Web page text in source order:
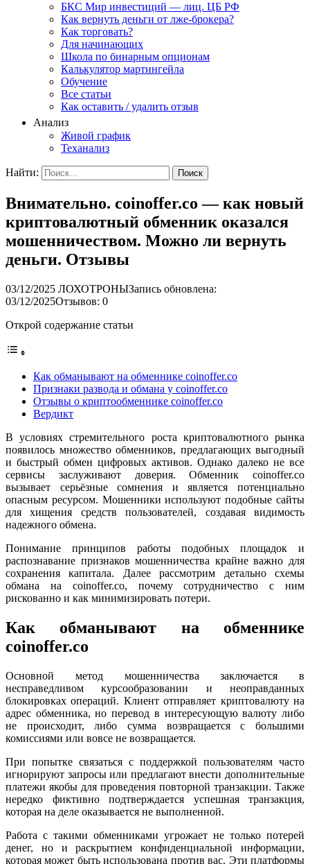
БКС Мир инвестиций — лиц. ЦБ РФ
Как вернуть деньги от лже-брокера?
Как торговать?
Для начинающих
Школа по бинарным опционам
Калькулятор мартингейла
Обучение
Все статьи
Как оставить / удалить отзыв
Анализ
Живой график
Теханализ
Найти:
Внимательно. coinoffer.co — как новый
криптовалютный обменник оказался
мошенничеством. Можно ли вернуть
деньги. Отзывы
03/12/2025 ЛОХОТРОНЫЗапись обновлена:
03/12/2025Отзывов: 0
Открой содержание статьи
Как обманывают на обменнике coinoffer.co
Признаки развода и обмана у coinoffer.co
Отзывы о криптообменнике coinoffer.co
Вердикт
В условиях стремительного роста криптовалютного рынка
появилось множество обменников, предлагающих выгодный
и быстрый обмен цифровых активов. Однако далеко не все
сервисы заслуживают доверия. Обменник coinoffer.co
вызывает серьёзные сомнения и является потенциально
опасным ресурсом. Мошенники используют подобные сайты
для хищения средств пользователей, создавая видимость
надежного обмена.
Понимание принципов работы подобных площадок и
распознавание признаков мошенничества крайне важно для
сохранения капитала. Далее рассмотрим детально схемы
обмана на coinoffer.co, почему сотрудничество с ним
рискованно и как минимизировать потери.
Как обманывают на обменнике
coinoffer.co
Основной метод мошенничества заключается в
несправедливом курсообразовании и неоправданных
блокировках операций. Клиент отправляет криптовалюту на
адрес обменника, но перевод в интересующую валюту либо
не происходит, либо сумма возвращается с большими
комиссиями или вовсе не возвращается.
При попытке связаться с поддержкой пользователям часто
игнорируют запросы или предлагают внести дополнительные
платежи якобы для проведения повторной транзакции. Также
нередко фиктивно подтверждается успешная транзакция,
которая на деле оказывается не выполненной.
Работа с такими обменниками угрожает не только потерей
денег, но и раскрытием конфиденциальной информации,
которая может быть использована против вас. Эти платформы